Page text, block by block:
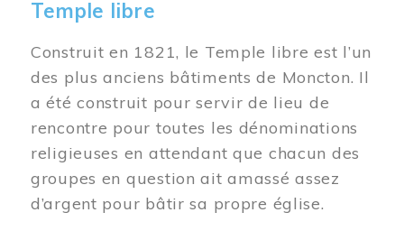
Temple libre
Construit en 1821, le Temple libre est l’un
des plus anciens bâtiments de Moncton. Il
a été construit pour servir de lieu de
rencontre pour toutes les dénominations
religieuses en attendant que chacun des
groupes en question ait amassé assez
d’argent pour bâtir sa propre église.